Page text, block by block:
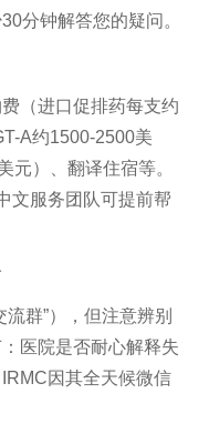
分钟解答您的疑问。
（进口促排药每支约
A约1500-2500美
元）、翻译住宿等。
文服务团队可提前帮
群”），但注意辨别
医院是否耐心解释失
因其全天候微信